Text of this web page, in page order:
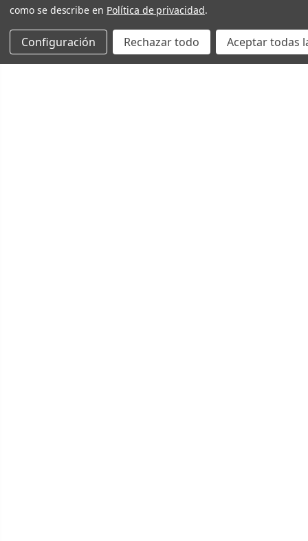
como se describe en Política de privacidad.
Configuración Rechazar todo Aceptar todas